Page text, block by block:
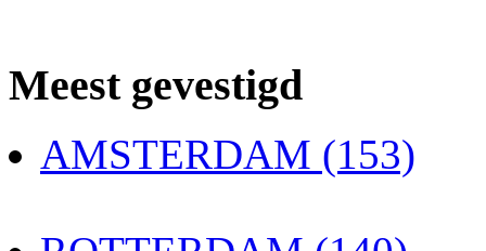
Meest gevestigd
AMSTERDAM (153)